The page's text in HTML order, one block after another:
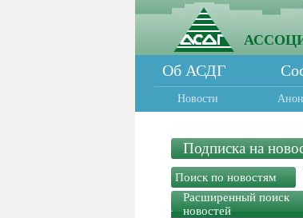
Об АСДГ
Новости
Подписка на
Расширенный поиск
новостей